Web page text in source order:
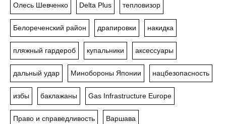
Олесь Шевченко Delta Plus тепловизор
Белореченский район драпировки накидка
пляжный гардероб купальники аксессуары
дальный удар Минобороны Японии нацбезопасность
избы баклажаны Gas Infrastructure Europe
Право и справедливость Варшава